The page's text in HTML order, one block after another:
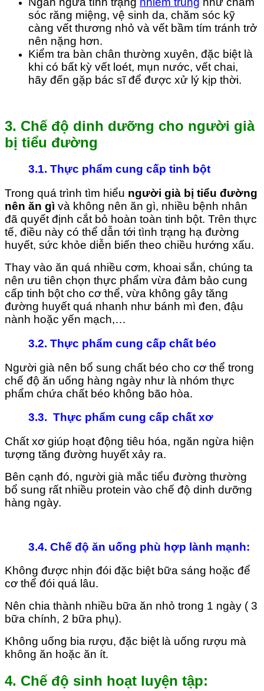
sóc răng miệng, vệ sinh da, chăm sóc kỹ
càng vết thương nhỏ và vết bầm tím tránh trở
nên nặng hơn.
Kiểm tra bàn chân thường xuyên, đặc biệt là
khi có bất kỳ vết loét, mụn nước, vết chai,
hãy đến gặp bác sĩ để được xử lý kịp thời.
3. Chế độ dinh dưỡng cho người già
bị tiểu đường
3.1. Thực phẩm cung cấp tinh bột
Trong quá trình tìm hiểu người già bị tiểu đường
nên ăn gì và không nên ăn gì, nhiều bệnh nhân
đã quyết định cắt bỏ hoàn toàn tinh bột. Trên thực
tế, điều này có thể dẫn tới tình trạng hạ đường
huyết, sức khỏe diễn biến theo chiều hướng xấu.
Thay vào ăn quá nhiều cơm, khoai sắn, chúng ta
nên ưu tiên chọn thực phẩm vừa đảm bảo cung
cấp tinh bột cho cơ thể, vừa không gây tăng
đường huyết quá nhanh như bánh mì đen, đậu
nành hoặc yến mạch,…
3.2. Thực phẩm cung cấp chất béo
Người già nên bổ sung chất béo cho cơ thể trong
chế độ ăn uống hàng ngày như là nhóm thực
phẩm chứa chất béo không bão hòa.
3.3. Thực phẩm cung cấp chất xơ
Chất xơ giúp hoạt động tiêu hóa, ngăn ngừa hiện
tượng tăng đường huyết xảy ra.
Bên cạnh đó, người già mắc tiểu đường thường
bổ sung rất nhiều protein vào chế độ dinh dưỡng
hàng ngày.
3.4. Chế độ ăn uống phù hợp lành mạnh:
Không được nhịn đói đặc biệt bữa sáng hoặc để
cơ thể đói quá lâu.
Nên chia thành nhiều bữa ăn nhỏ trong 1 ngày ( 3
bữa chính, 2 bữa phụ).
Không uống bia rượu, đặc biệt là uống rượu mà
không ăn hoặc ăn ít.
4. Chế độ sinh hoạt luyện tập: